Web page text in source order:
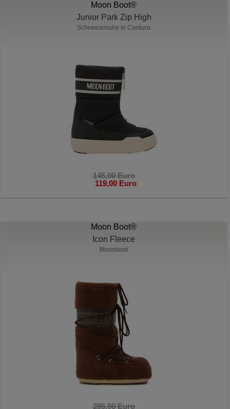
Moon Boot®
Junior Park Zip High
Schneeschuhe in Cordura
145,00 Euro
119,00 Euro
Moon Boot®
Icon Fleece
Moonboot
285,00 Euro